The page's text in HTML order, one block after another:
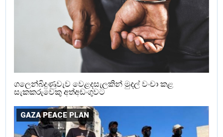
ගලෙන්බිදුණුවැව වෙළදසැලකින් මුදල් වංචා කළ
සැකකරුවෙකු අත්අඩංගුවට
GAZA PEACE PLAN